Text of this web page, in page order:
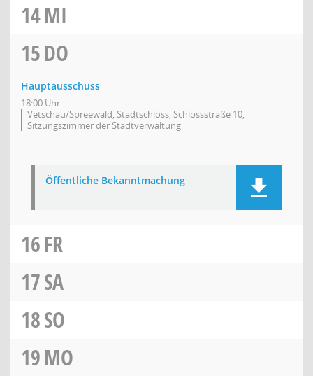
14MI
15DO
Hauptausschuss
18:00 Uhr
Vetschau/Spreewald, Stadtschloss, Schlossstraße 10,
Sitzungszimmer der Stadtverwaltung
Öffentliche Bekanntmachung
16FR
17SA
18SO
19MO